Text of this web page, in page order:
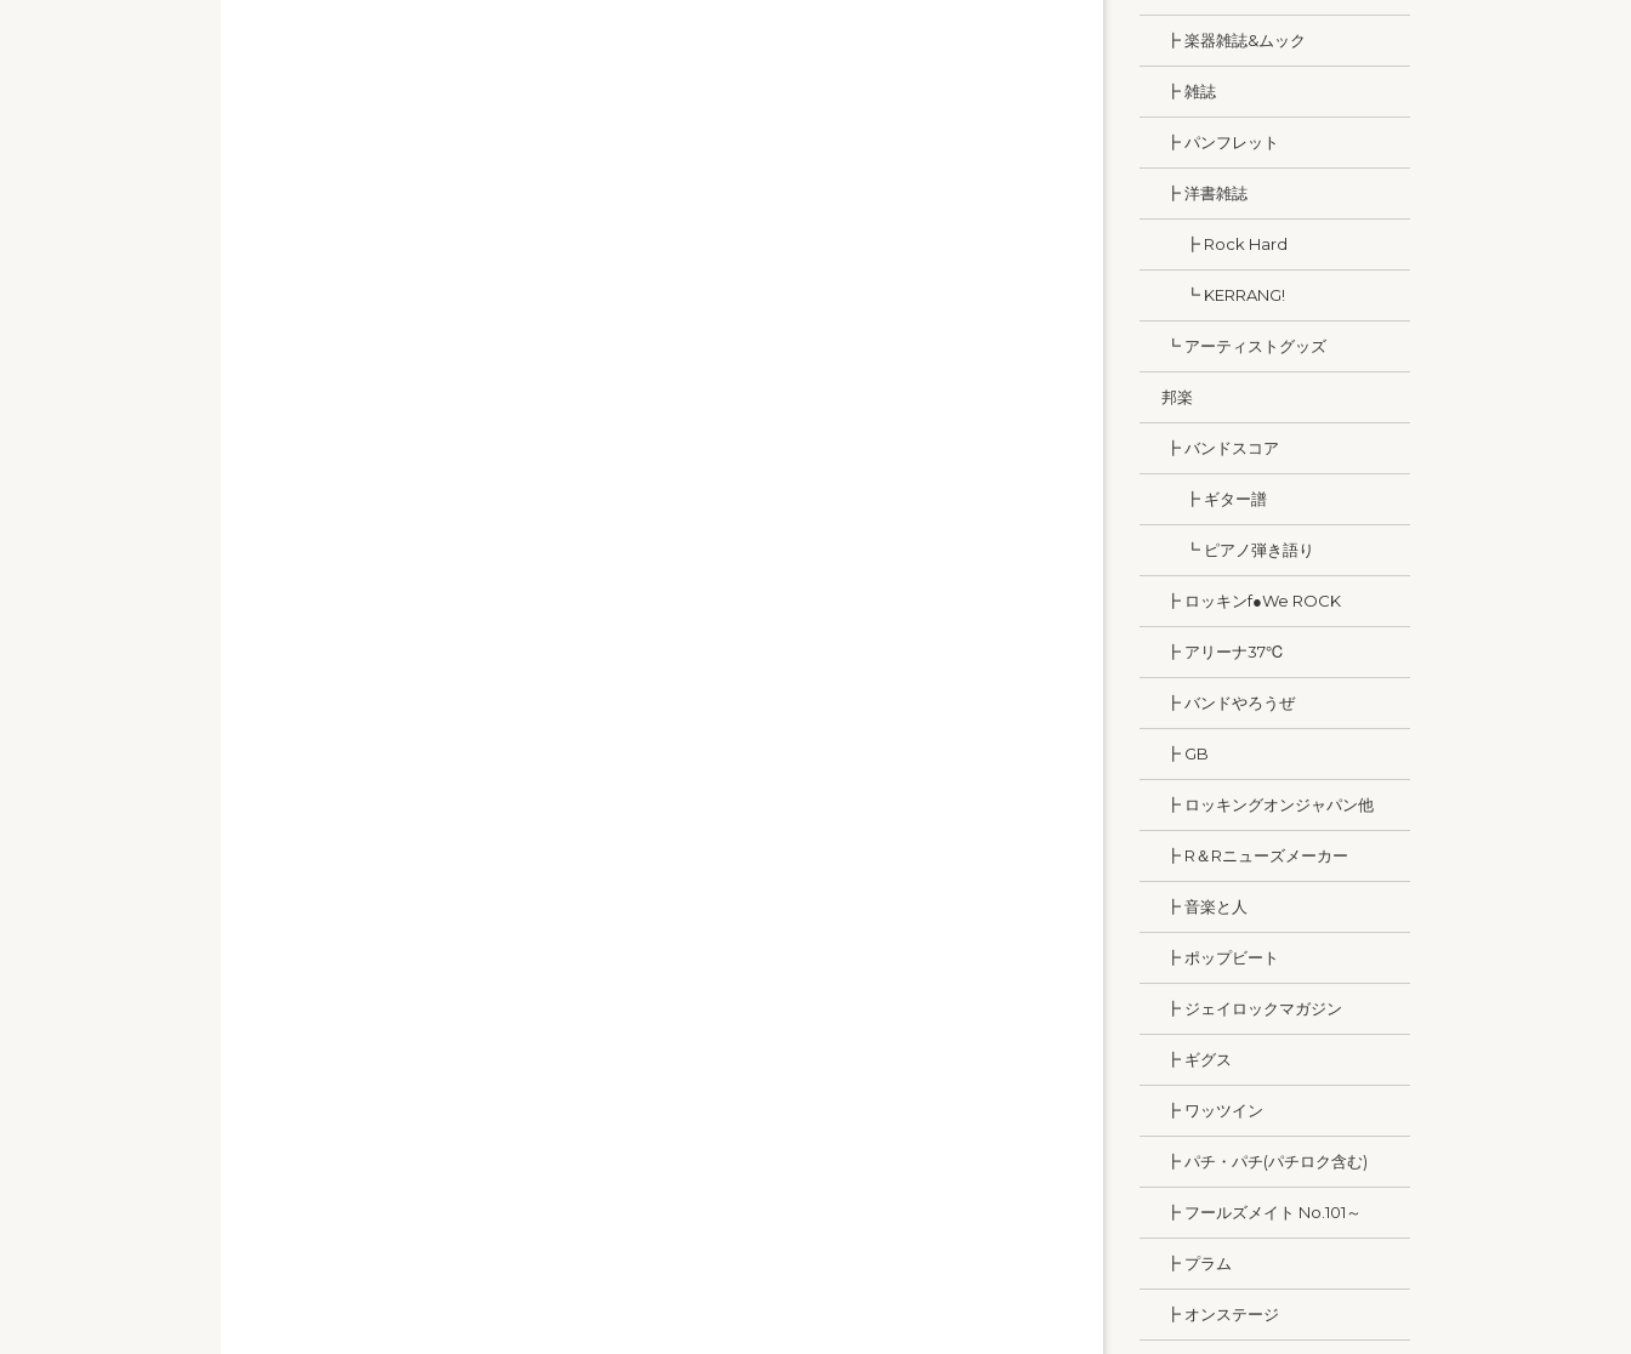
┣ 楽器雑誌&ムック
┣ 雑誌
┣ パンフレット
┣ 洋書雑誌
┣ Rock Hard
┗ KERRANG!
┗ アーティストグッズ
邦楽
┣ バンドスコア
┣ ギター譜
┗ ピアノ弾き語り
┣ ロッキンf●We ROCK
┣ アリーナ37℃
┣ バンドやろうぜ
┣ GB
┣ ロッキングオンジャパン他
┣ R＆Rニューズメーカー
┣ 音楽と人
┣ ポップビート
┣ ジェイロックマガジン
┣ ギグス
┣ ワッツイン
┣ パチ・パチ(パチロク含む)
┣ フールズメイト No.101～
┣ プラム
┣ オンステージ